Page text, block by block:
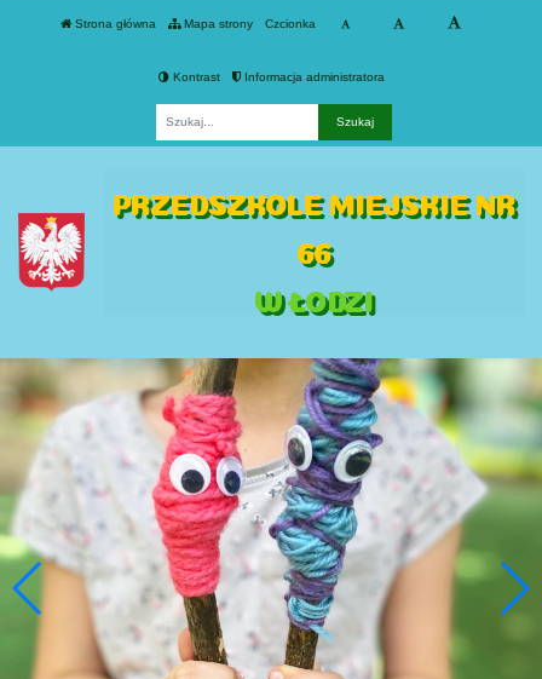
Strona główna Mapa strony Czcionka
Kontrast Informacja administratora
PRZEDSZKOLE MIEJSKIE NR
66
W ŁODZI